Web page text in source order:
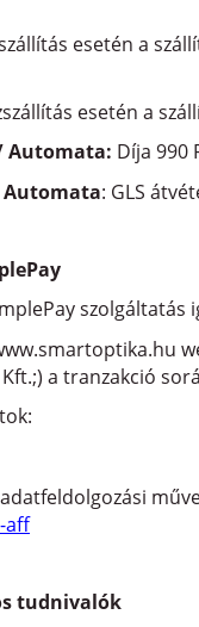
esetén a
esetén a
Automata: Díja 990
Automata: GLS
a tranzakció
aff
tudnivalók